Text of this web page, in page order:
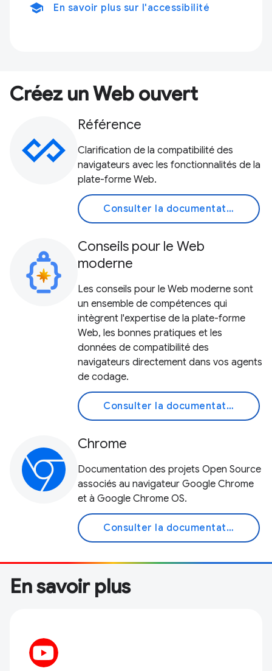
school En savoir plus sur l'accessibilité
Créez un Web ouvert
Référence
Clarification de la compatibilité des
navigateurs avec les fonctionnalités de la
plate-forme Web.
Consulter la documentation
Conseils pour le Web
moderne
Les conseils pour le Web moderne sont
un ensemble de compétences qui
intègrent l'expertise de la plate-forme
Web, les bonnes pratiques et les
données de compatibilité des
navigateurs directement dans vos agents
de codage.
Consulter la documentation
Chrome
Documentation des projets Open Source
associés au navigateur Google Chrome
et à Google Chrome OS.
Consulter la documentation
En savoir plus